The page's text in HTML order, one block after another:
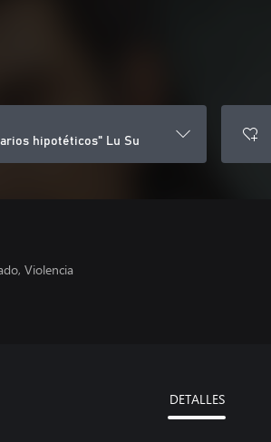
hipotéticos" Lu Su
Violencia
DETALLES